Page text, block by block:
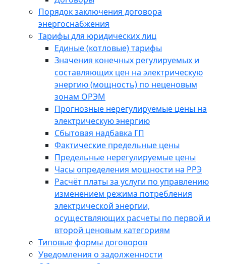
Порядок заключения договора
энергоснабжения
Тарифы для юридических лиц
Единые (котловые) тарифы
Значения конечных регулируемых и
составляющих цен на электрическую
энергию (мощность) по неценовым
зонам ОРЭМ
Прогнозные нерегулируемые цены на
электрическую энергию
Сбытовая надбавка ГП
Фактические предельные цены
Предельные нерегулируемые цены
Часы определения мощности на РРЭ
Расчёт платы за услуги по управлению
изменением режима потребления
электрической энергии,
осуществляющих расчеты по первой и
второй ценовым категориям
Типовые формы договоров
Уведомления о задолженности